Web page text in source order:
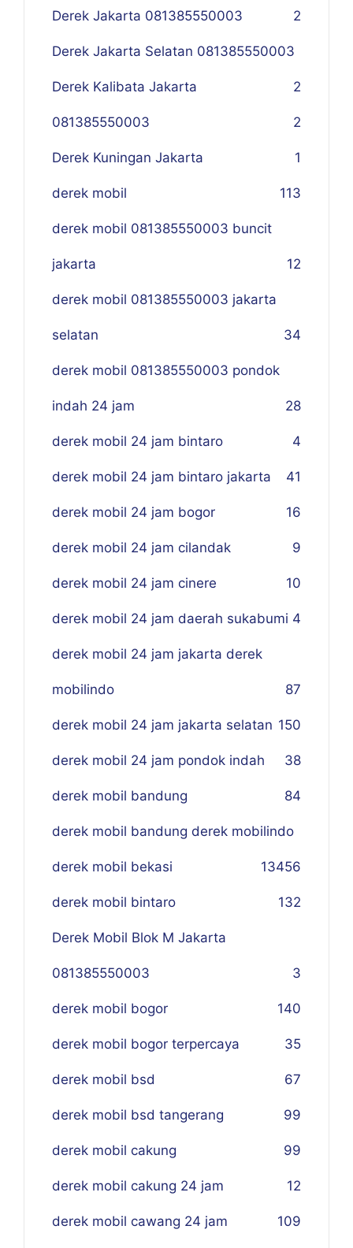
Derek Jakarta 081385550003 2
Derek Jakarta Selatan 081385550003
2
Derek Kalibata Jakarta
081385550003 2
Derek Kuningan Jakarta 1
derek mobil 113
derek mobil 081385550003 buncit
jakarta 12
derek mobil 081385550003 jakarta
selatan 34
derek mobil 081385550003 pondok
indah 24 jam 28
derek mobil 24 jam bintaro 4
derek mobil 24 jam bintaro jakarta 41
derek mobil 24 jam bogor 16
derek mobil 24 jam cilandak 9
derek mobil 24 jam cinere 10
derek mobil 24 jam daerah sukabumi 4
derek mobil 24 jam jakarta derek
mobilindo 87
derek mobil 24 jam jakarta selatan 150
derek mobil 24 jam pondok indah 38
derek mobil bandung 84
derek mobil bandung derek mobilindo
56
derek mobil bekasi 134
derek mobil bintaro 132
Derek Mobil Blok M Jakarta
081385550003 3
derek mobil bogor 140
derek mobil bogor terpercaya 35
derek mobil bsd 67
derek mobil bsd tangerang 99
derek mobil cakung 99
derek mobil cakung 24 jam 12
derek mobil cawang 24 jam 109